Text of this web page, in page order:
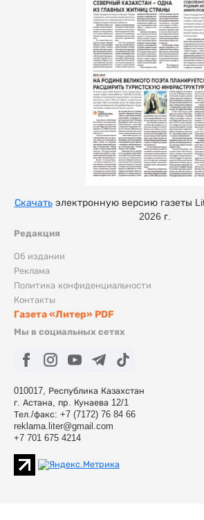
Редакция
Об издании
Реклама
Политика конфиденциальности
Контакты
Газета «Литер» PDF
Мы в социальных сетях
010017, Республика Казахстан
г. Астана, пр. Кунаева 12/1
Тел./факс: +7 (7172) 76 84 66
reklama.liter@gmail.com
+7 701 675 4214
Скачатьэлектронную версию газеты
2026 г.